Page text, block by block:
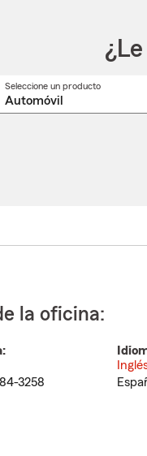
Seleccione un productoSeleccione
la oficina:
3258